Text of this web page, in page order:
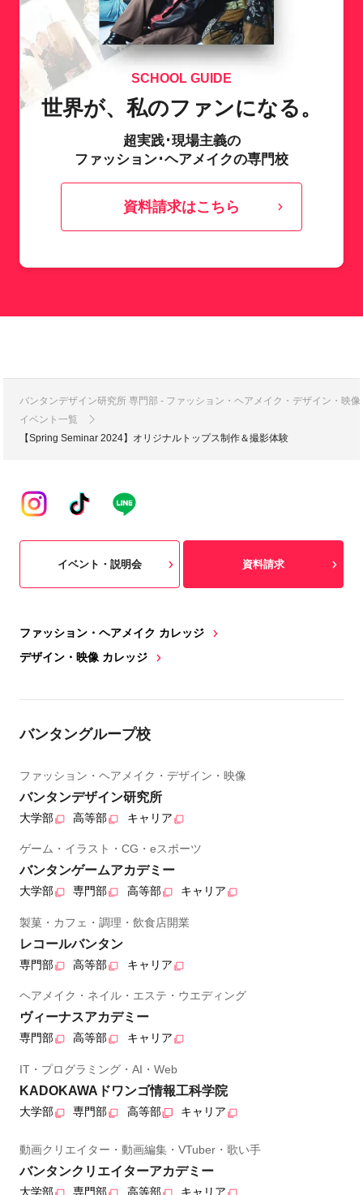
SCHOOL GUIDE
世界が、私のファンになる。
超実践･現場主義の
ファッション･ヘアメイクの専門校
資料請求はこちら
バンタンデザイン研究所 専門部 - ファッション・ヘアメイク・デザイン・映
イベント一覧
【Spring Seminar 2024】オリジナルトップス制作＆撮影体験
ファッション・ヘアメイク カレッジ
デザイン・映像 カレッジ
イベント・説明会 資料請求
バンタングループ校
ファッション・ヘアメイク・デザイン・映像
バンタンデザイン研究所
大学部 高等部 キャリア
ゲーム・イラスト・CG・eスポーツ
バンタンゲームアカデミー
大学部 専門部 高等部 キャリア
製菓・カフェ・調理・飲食店開業
レコールバンタン
専門部 高等部 キャリア
ヘアメイク・ネイル・エステ・ウエディング
ヴィーナスアカデミー
専門部 高等部 キャリア
IT・プログラミング・AI・Web
KADOKAWAドワンゴ情報工科学院
大学部 専門部 高等部 キャリア
動画クリエイター・動画編集・VTuber・歌い手
バンタンクリエイターアカデミー
大学部 専門部 高等部 キャリア